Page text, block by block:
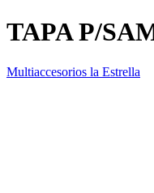
TAPA P/
Multiaccesorios la Estrella